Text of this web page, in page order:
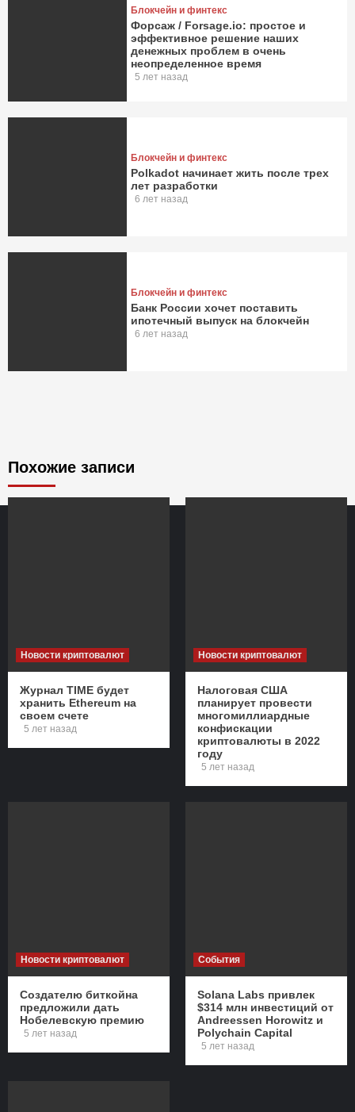
Блокчейн и финтекс
Форсаж / Forsage.io: простое и
эффективное решение наших
денежных проблем в очень
неопределенное время
5 лет назад
Блокчейн и финтекс
Polkadot начинает жить после трех
лет разработки
6 лет назад
Блокчейн и финтекс
Банк России хочет поставить
ипотечный выпуск на блокчейн
6 лет назад
Похожие записи
Новости криптовалют
Журнал TIME будет
хранить Ethereum на
своем счете
5 лет назад
Новости криптовалют
Налоговая США
планирует провести
многомиллиардные
конфискации
криптовалюты в 2022
году
5 лет назад
Новости криптовалют
Создателю биткойна
предложили дать
Нобелевскую премию
5 лет назад
События
Solana Labs привлек
$314 млн инвестиций от
Andreessen Horowitz и
Polychain Capital
5 лет назад